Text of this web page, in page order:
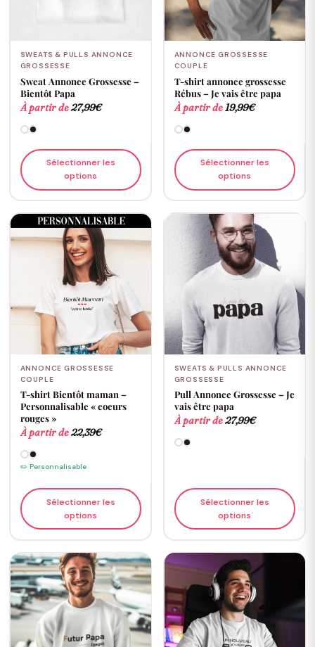
SWEATS & PULLS ANNONCE
GROSSESSE
Sweat Annonce Grossesse –
Bientôt Papa
À partir de27,99€
Sélectionner les
options
ANNONCE GROSSESSE
COUPLE
T-shirt annonce grossesse
Rébus – Je vais être papa
À partir de19,99€
Sélectionner les
options
ANNONCE GROSSESSE
COUPLE
T-shirt Bientôt maman –
Personnalisable « coeurs
rouges »
À partir de22,39€
✏️ Personnalisable
Sélectionner les
options
SWEATS & PULLS ANNONCE
GROSSESSE
Pull Annonce Grossesse – Je
vais être papa
À partir de27,99€
Sélectionner les
options